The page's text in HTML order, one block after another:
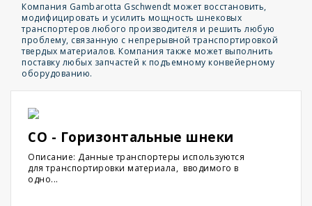
Компания Gambarotta Gschwendt может восстановить,
модифицировать и усилить мощность шнековых
транспортеров любого производителя и решить любую
проблему, связанную с непрерывной транспортировкой
твердых материалов. Компания также может выполнить
поставку любых запчастей к подъемному конвейерному
оборудованию.
CO - Горизонтальные шнеки
Описание: Данные транспортеры используются
для транспортировки материала, вводимого в
одно...